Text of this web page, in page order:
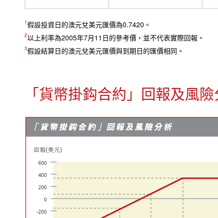
1假設投資日的澳元兌美元匯價為0.7420。
2以上利率為2005年7月11日的參考價，並不代表實際回報。
3假設結算日的澳元兌美元匯價與到期日的匯價相同。
「貨幣掛鈎合約」回報及風